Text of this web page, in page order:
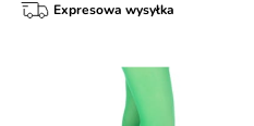
Expresowa wysyłka